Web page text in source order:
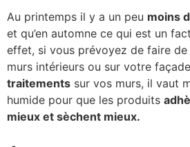
Au printemps il y a un peu moins
et qu’en automne ce qui est un
effet, si vous prévoyez de faire de
murs intérieurs ou sur votre
traitements sur vos murs, il vaut
humide pour que les produits
mieux et sèchent mieux.